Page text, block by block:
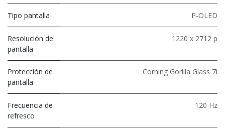
Tipo pantalla P-OLED
Resolución de
pantalla
1220 x 2712 p
Protección de
pantalla
Corning Gorilla Glass 7i
Frecuencia de
refresco
120 Hz